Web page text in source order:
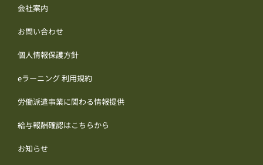
会社案内
お問い合わせ
個人情報保護方針
eラーニング 利用規約
労働派遣事業に関わる情報提供
給与報酬確認はこちらから
お知らせ